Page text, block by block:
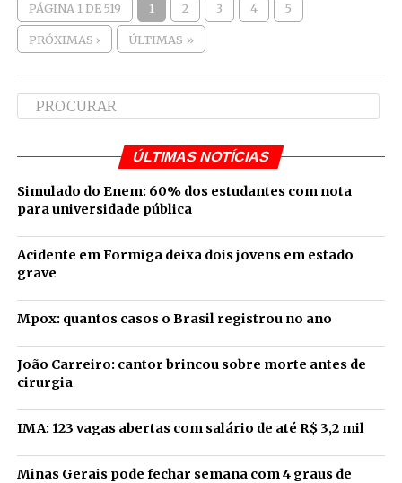
PÁGINA 1 DE 519 1 2 3 4 5
PRÓXIMAS › ÚLTIMAS »
ÚLTIMAS NOTÍCIAS
Simulado do Enem: 60% dos estudantes com nota
para universidade pública
Acidente em Formiga deixa dois jovens em estado
grave
Mpox: quantos casos o Brasil registrou no ano
João Carreiro: cantor brincou sobre morte antes de
cirurgia
IMA: 123 vagas abertas com salário de até R$ 3,2 mil
Minas Gerais pode fechar semana com 4 graus de